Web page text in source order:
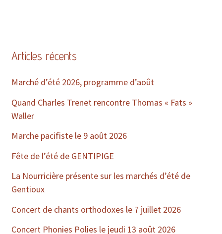
Articles récents
Marché d’été 2026, programme d’août
Quand Charles Trenet rencontre Thomas « Fats »
Waller
Marche pacifiste le 9 août 2026
Fête de l’été de GENTIPIGE
La Nourricière présente sur les marchés d’été de
Gentioux
Concert de chants orthodoxes le 7 juillet 2026
Concert Phonies Polies le jeudi 13 août 2026